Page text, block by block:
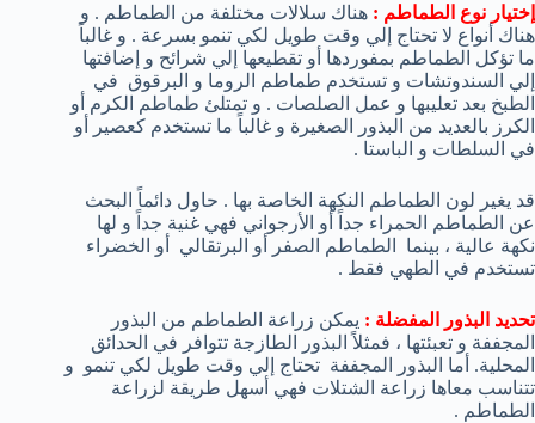
إختيار نوع الطماطم : هناك سلالات مختلفة من الطماطم . و
هناك أنواع لا تحتاج إلي وقت طويل لكي تنمو بسرعة . و غالباً
ما تؤكل الطماطم بمفوردها أو تقطيعها إلي شرائح و إضافتها
إلي السندوتشات و تستخدم طماطم الروما و البرقوق في
الطبخ بعد تعليبها و عمل الصلصات . و تمتلئ طماطم الكرم أو
الكرز بالعديد من البذور الصغيرة و غالباً ما تستخدم كعصير أو
في السلطات و الباستا .
قد يغير لون الطماطم النكهة الخاصة بها . حاول دائماً البحث
عن الطماطم الحمراء جداً أو الأرجواني فهي غنية جداً و لها
نكهة عالية ، بينما الطماطم الصفر أو البرتقالي أو الخضراء
تستخدم في الطهي فقط .
تحديد البذور المفضلة : يمكن زراعة الطماطم من البذور
المجففة و تعبئتها ، فمثلاً البذور الطازجة تتوافر في الحدائق
المحلية. أما البذور المجففة تحتاج إلي وقت طويل لكي تنمو و
تتناسب معاها زراعة الشتلات فهي أسهل طريقة لزراعة
الطماطم .